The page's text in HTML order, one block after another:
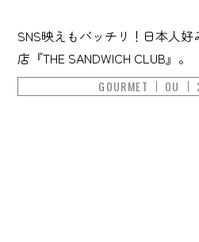
SNS映えもバッチリ！日本人
店『THE SANDWICH CLUB』。
GOURMET OU